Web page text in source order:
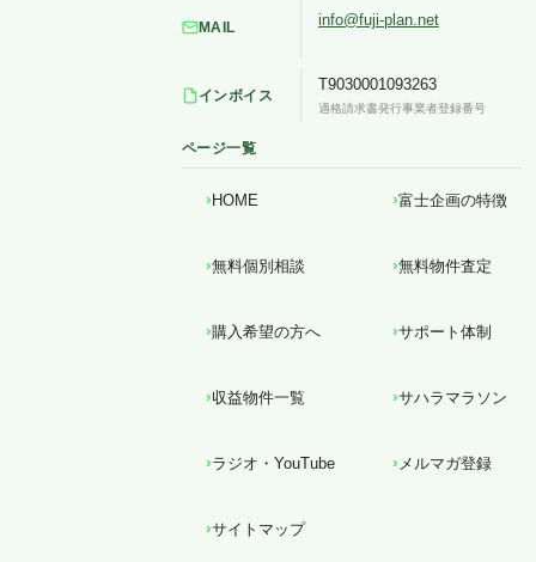
MAIL info@fuji-plan.net
インボイス
T9030001093263
適格請求書発行事業者登録番号
ページ一覧
HOME 富士企画の特徴
無料個別相談 無料物件査定
購入希望の方へ サポート体制
収益物件一覧 サハラマラソン
ラジオ・YouTube メルマガ登録
サイトマップ